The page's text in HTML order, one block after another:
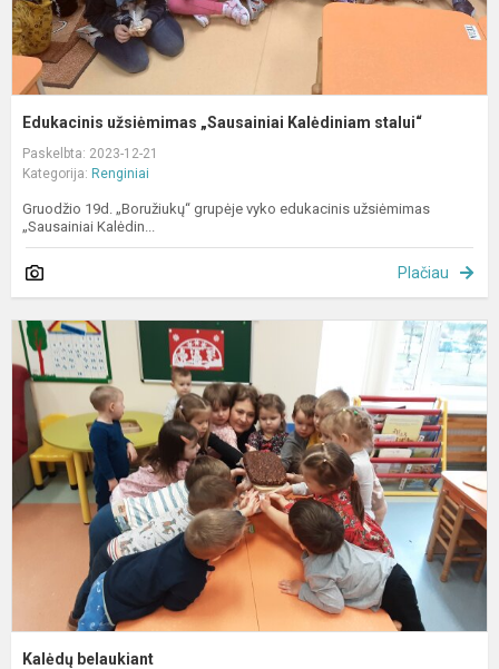
Edukacinis užsiėmimas „Sausainiai Kalėdiniam stalui“
Paskelbta: 2023-12-21
Kategorija: Renginiai
Gruodžio 19d. „Boružiukų“ grupėje vyko edukacinis užsiėmimas
„Sausainiai Kalėdin...
Plačiau
Kalėdų belaukiant